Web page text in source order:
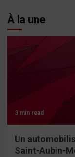
À la une
3 min read
Un
Saint-Aubin-